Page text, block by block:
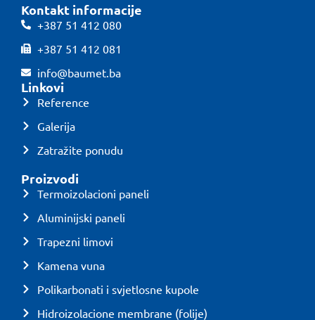
Kontakt informacije
+387 51 412 080
+387 51 412 081
info@baumet.ba
Linkovi
Reference
Galerija
Zatražite ponudu
Proizvodi
Termoizolacioni paneli
Aluminijski paneli
Trapezni limovi
Kamena vuna
Polikarbonati i svjetlosne kupole
Hidroizolacione membrane (folije)